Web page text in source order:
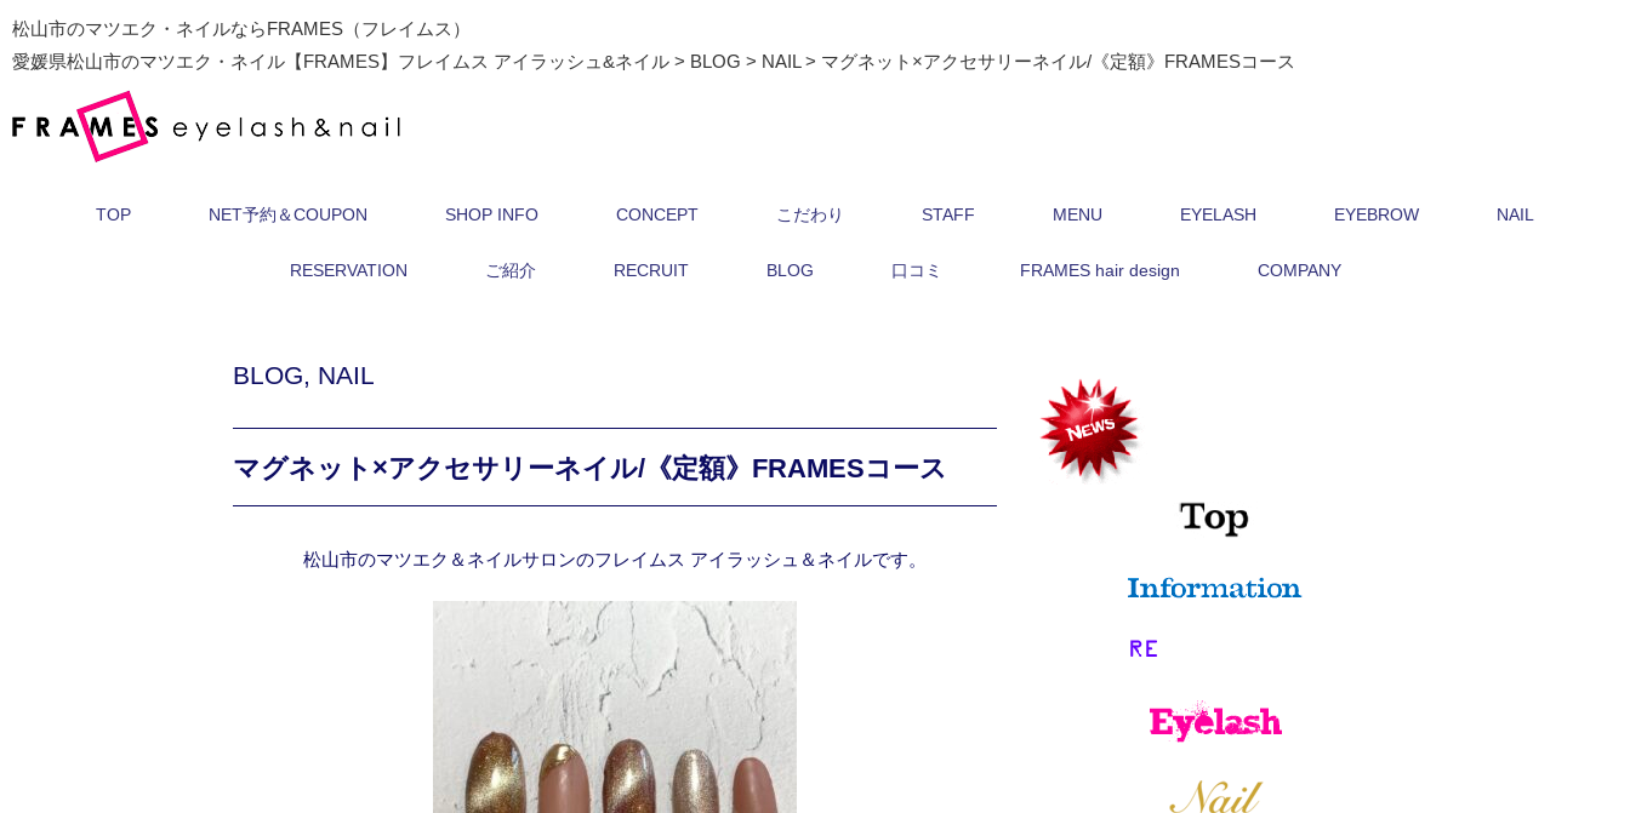
松山市のマツエク・ネイルならFRAMES（フレイムス）
愛媛県松山市のマツエク・ネイル【FRAMES】フレイムス アイラッシュ&ネイル > BLOG > NAIL> マグネット×アクセサリーネイル/《定額》FRAMESコース
TOP NET予約＆COUPON SHOP INFO CONCEPT こだわり STAFF MENU EYELASH EYEBROW NAIL
RESERVATION ご紹介 RECRUIT BLOG 口コミ FRAMES hair design COMPANY
BLOG, NAIL
マグネット×アクセサリーネイル/《定額》FRAMESコース
松山市のマツエク＆ネイルサロンのフレイムス アイラッシュ＆ネイルです。